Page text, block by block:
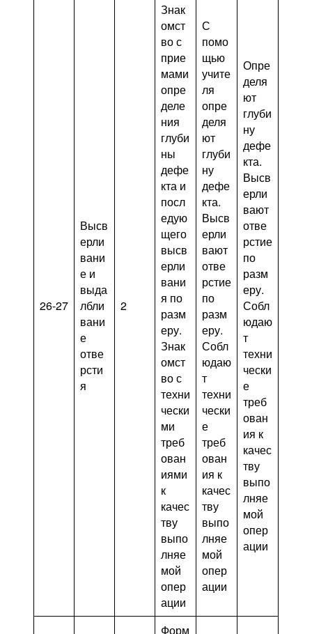
26-27
Высв
ерли
вани
е и
выда
лбли
вани
е
отве
рсти
я
2
Знак
омст
во с
прие
мами
опре
деле
ния
глуби
ны
дефе
кта и
посл
едую
щего
высв
ерли
вани
я по
разм
еру.
Знак
омст
во с
техни
чески
ми
треб
ован
иями
к
качес
тву
выпо
лняе
мой
опер
ации
С
помо
щью
учите
ля
опре
деля
ют
глуби
ну
дефе
кта.
Высв
ерли
вают
отве
рстие
по
разм
еру.
Собл
юдаю
т
техни
чески
е
треб
ован
ия к
качес
тву
выпо
лняе
мой
опер
ации
Опре
деля
ют
глуби
ну
дефе
кта.
Высв
ерли
вают
отве
рстие
по
разм
еру.
Собл
юдаю
т
техни
чески
е
треб
ован
ия к
качес
тву
выпо
лняе
мой
опер
ации
Форм